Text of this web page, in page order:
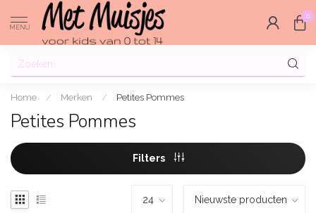
MENU
0
Home / Merken / Petites Pommes
Petites Pommes
Filters